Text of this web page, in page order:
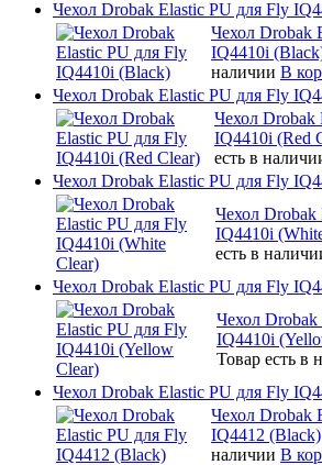
Чехол Drobak Elastic PU для Fly
Чехол Drobak
IQ4410i
наличии В
Чехол Drobak Elastic PU для Fly
Чехол Drobak
IQ4410i (Red
есть в
Чехол Drobak Elastic PU для Fly
Чехол Drobak
IQ4410i
есть в
Чехол Drobak Elastic PU для Fly
Чехол
IQ4410i
Товар есть в
Чехол Drobak Elastic PU для Fly
Чехол Drobak
IQ4412 (Black)
наличии В